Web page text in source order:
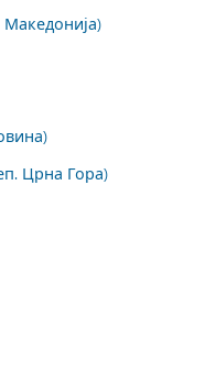
Црна Гора)